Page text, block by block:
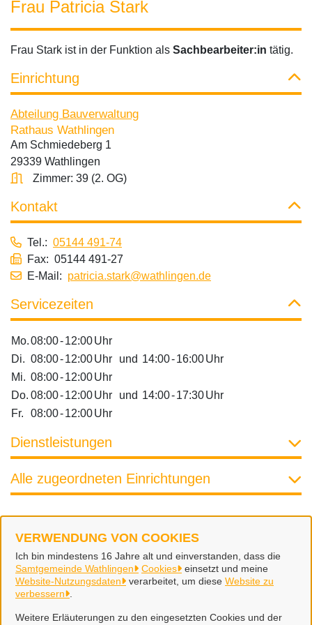
VERWENDUNG VON COOKIES
Ich bin mindestens 16 Jahre alt und einverstanden, dass die
Samtgemeinde Wathlingen
Cookies
einsetzt und meine
Website-Nutzungsdaten
verarbeitet, um diese Website zu
verbessern
Weitere Erläuterungen zu den eingesetzten Cookies und der
Frau Patricia Stark
Frau Stark ist in der Funktion als Sachbearbeiter:in tätig.
Einrichtung
Abteilung Bauverwaltung
Rathaus Wathlingen
Am Schmiedeberg 1
29339 Wathlingen
Zimmer: 39 (2. OG)
Kontakt
Tel.: 05144 491-74
Fax: 05144 491-27
E-Mail: patricia.stark@wathlingen.de
Servicezeiten
Mo.08:00-12:00Uhr
Di. 08:00-12:00Uhr und 14:00-16:00Uhr
Mi. 08:00-12:00Uhr
Do. 08:00-12:00Uhr und 14:00-17:30Uhr
Fr.
08:00-12:00Uhr
Dienstleistungen
Alle zugeordneten Einrichtungen
Samtgemeinde Wathlingen
Alle Rechte vorbehalten